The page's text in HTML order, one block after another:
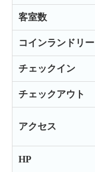
客室数
コインランドリー
チェックイン
チェックアウト
アクセス
HP